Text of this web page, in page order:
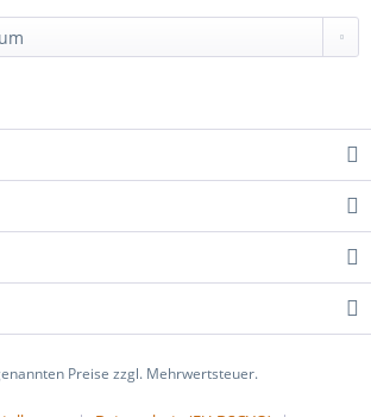
Preise zzgl. Mehrwertsteuer.